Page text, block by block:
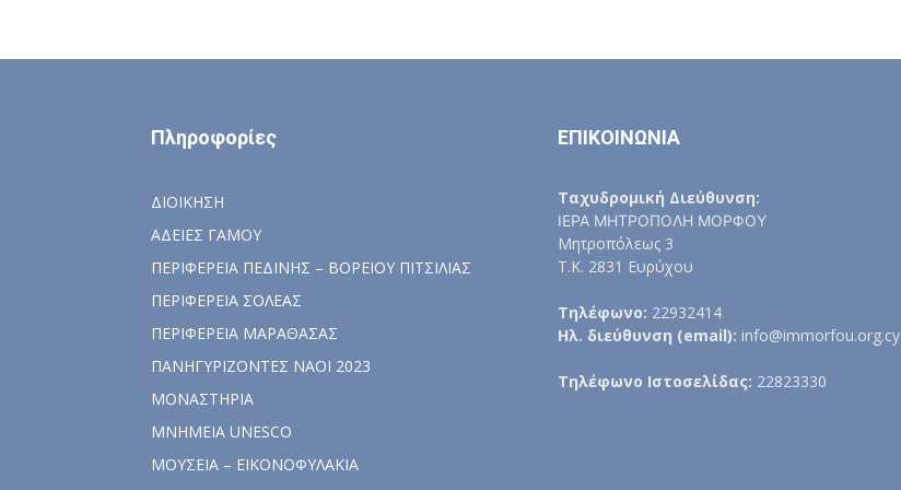
Πληροφορίες
ΔΙΟΙΚΗΣΗ
ΑΔΕΙΕΣ ΓΑΜΟΥ
ΠΕΡΙΦΕΡΕΙΑ ΠΕΔΙΝΗΣ – ΒΟΡΕΙΟΥ ΠΙΤΣΙΛΙΑΣ
ΠΕΡΙΦΕΡΕΙΑ ΣΟΛΕΑΣ
ΠΕΡΙΦΕΡΕΙΑ ΜΑΡΑΘΑΣΑΣ
ΠΑΝΗΓΥΡΙΖΟΝΤΕΣ ΝΑΟΙ 2023
ΜΟΝΑΣΤΗΡΙΑ
ΜΝΗΜΕΙΑ UNESCO
ΜΟΥΣΕΙΑ – ΕΙΚΟΝΟΦΥΛΑΚΙΑ
ΕΠΙΚΟΙΝΩΝΙΑ
Ταχυδρομική Διεύθυνση:
ΙΕΡΑ ΜΗΤΡΟΠΟΛΗ ΜΟΡΦΟΥ
Μητροπόλεως 3
Τ.Κ. 2831 Ευρύχου
Τηλέφωνο: 22932414
Ηλ. διεύθυνση (email): info@immorfou.org.cy
Τηλέφωνο Ιστοσελίδας: 22823330